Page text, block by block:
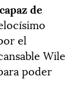
de
el
Wile
poder